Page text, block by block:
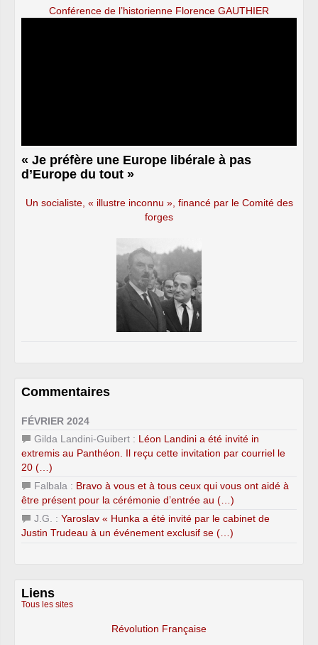
Conférence de l’historienne Florence GAUTHIER
« Je préfère une Europe libérale à pas
d’Europe du tout »
Un socialiste, « illustre inconnu », financé par le Comité des
forges
Commentaires
FÉVRIER 2024
Gilda Landini-Guibert : Léon Landini a été invité in
extremis au Panthéon. Il reçu cette invitation par courriel le
20 (…)
Falbala : Bravo à vous et à tous ceux qui vous ont aidé à
être présent pour la cérémonie d’entrée au (…)
J.G. : Yaroslav « Hunka a été invité par le cabinet de
Justin Trudeau à un événement exclusif se (…)
Liens
Tous les sites
Révolution Française